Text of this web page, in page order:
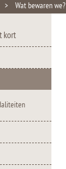
> Wat bewaren we?
kort